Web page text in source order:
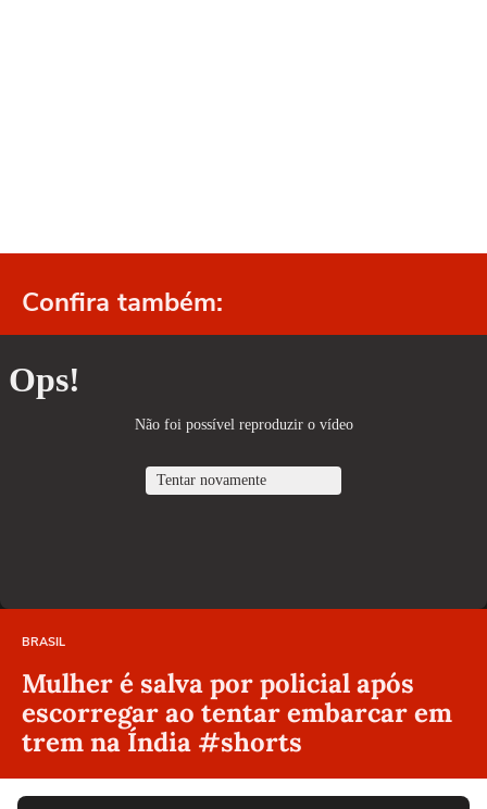
Confira também:
BRASIL
Mulher é salva por policial após
escorregar ao tentar embarcar em
trem na Índia #shorts